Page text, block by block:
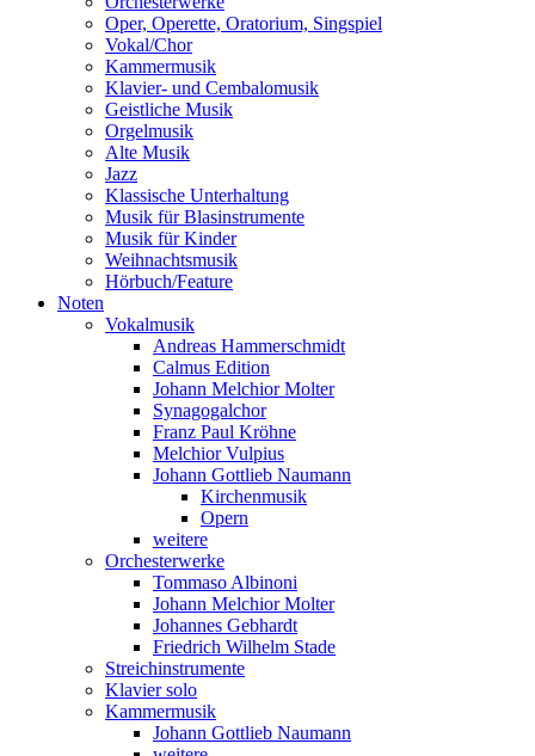
Oper, Operette, Oratorium, Singspiel
Vokal/Chor
Kammermusik
Klavier- und Cembalomusik
Geistliche Musik
Orgelmusik
Alte Musik
Jazz
Klassische Unterhaltung
Musik für Blasinstrumente
Musik für Kinder
Weihnachtsmusik
Hörbuch/Feature
Noten
Vokalmusik
Andreas Hammerschmidt
Calmus Edition
Johann Melchior Molter
Synagogalchor
Franz Paul Kröhne
Melchior Vulpius
Johann Gottlieb Naumann
Kirchenmusik
Opern
weitere
Orchesterwerke
Tommaso Albinoni
Johann Melchior Molter
Johannes Gebhardt
Friedrich Wilhelm Stade
Streichinstrumente
Klavier solo
Kammermusik
Johann Gottlieb Naumann